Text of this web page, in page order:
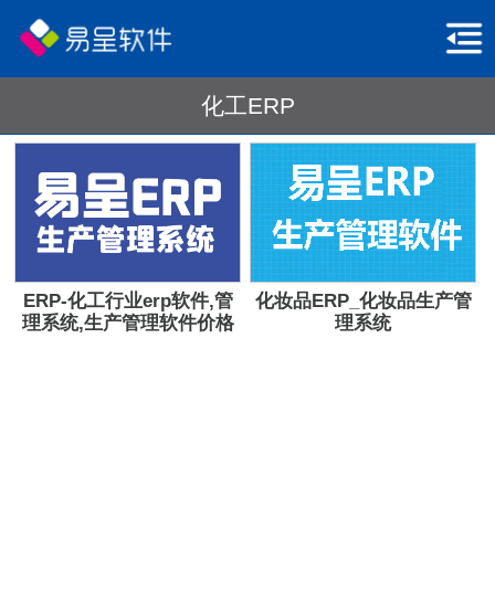
化工ERP
ERP-化工行业erp软件,管
理系统,生产管理软件价格
化妆品ERP_化妆品生产管
理系统